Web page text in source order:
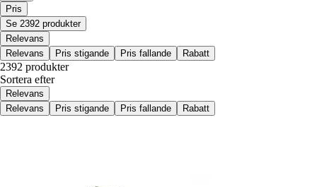
Pris
Se 2392 produkter
Relevans
Relevans
Pris stigande Pris fallande Rabatt
2392 produkter
Sortera efter
Relevans
Relevans
Pris stigande Pris fallande Rabatt